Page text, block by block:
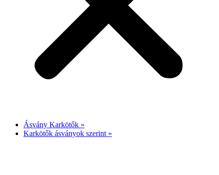
Ásvány Karkötők »
Karkötők ásványok szerint »